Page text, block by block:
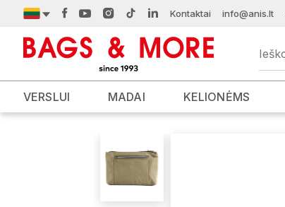
Kontaktai info@anis.lt
VERSLUI MADAI KELIONĖMS